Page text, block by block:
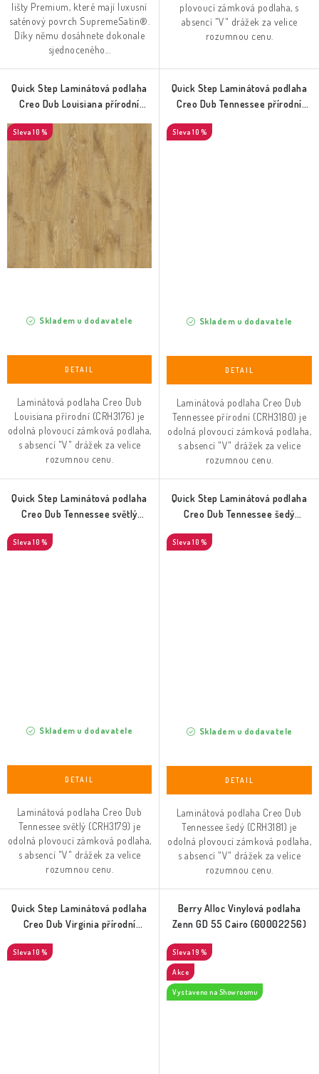
lišty Premium, které mají luxusní
saténový povrch SupremeSatin®.
Díky němu dosáhnete dokonale
sjednoceného...
plovoucí zámková podlaha, s
absencí "V" drážek za velice
rozumnou cenu.
Quick Step Laminátová podlaha
Creo Dub Louisiana přírodní
10 %
Skladem u dodavatele
Laminátová podlaha Creo Dub
Louisiana přírodní (CRH3176) je
odolná plovoucí zámková podlaha,
s absencí "V" drážek za velice
rozumnou cenu.
Quick Step Laminátová podlaha
Creo Dub Tennessee přírodní
10 %
Skladem u dodavatele
Laminátová podlaha Creo Dub
Tennessee přírodní (CRH3180) je
odolná plovoucí zámková podlaha,
s absencí "V" drážek za velice
rozumnou cenu.
Quick Step Laminátová podlaha
Creo Dub Tennessee světlý
10 %
Skladem u dodavatele
Laminátová podlaha Creo Dub
Tennessee světlý (CRH3179) je
odolná plovoucí zámková podlaha,
s absencí "V" drážek za velice
rozumnou cenu.
Quick Step Laminátová podlaha
Creo Dub Tennessee šedý
10 %
Skladem u dodavatele
Laminátová podlaha Creo Dub
Tennessee šedý (CRH3181) je
odolná plovoucí zámková podlaha,
s absencí "V" drážek za velice
rozumnou cenu.
Quick Step Laminátová podlaha
Creo Dub Virginia přírodní
10 %
Berry Alloc Vinylová podlaha
Zenn GD 55 Cairo (60002256)
19 %
Akce
Vystaveno na Showroomu